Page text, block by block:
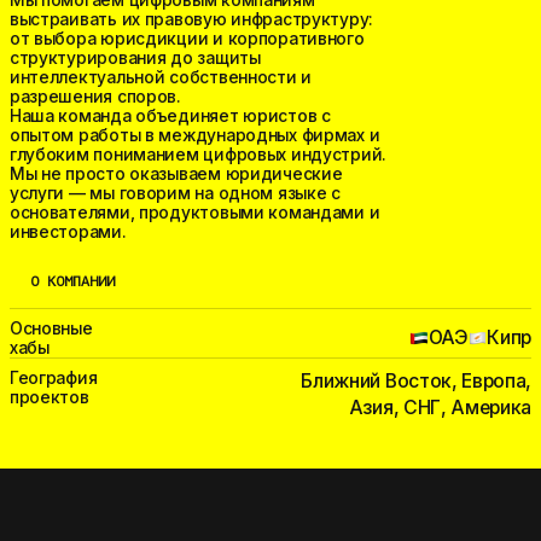
выстраивать их правовую инфраструктуру:
от выбора юрисдикции и корпоративного
структурирования до защиты
интеллектуальной собственности и
разрешения споров.
Наша команда объединяет юристов с
опытом работы в международных фирмах и
глубоким пониманием цифровых индустрий.
Мы не просто оказываем юридические
услуги — мы говорим на одном языке с
основателями, продуктовыми командами и
инвесторами.
О КОМПАНИИ
Основные
хабы
ОАЭ Кипр
География
проектов
Ближний Восток, Европа,
Азия, СНГ, Америка